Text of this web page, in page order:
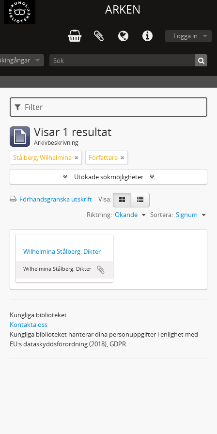
ARKEN
Logga in
Filter
Visar 1 resultat
Arkivbeskrivning
Stålberg, Wilhelmina Författare
Utökade sökmöjligheter
Förhandsgranska utskrift
Visa:
Sortera: Signum
Riktning: Ökande
Wilhelmina Stålberg: Dikter
Wilhelmina Stålberg: Dikter
Kungliga biblioteket
Kontakta oss
Kungliga biblioteket hanterar dina personuppgifter i enlighet med
EU:s dataskyddsförordning (2018), GDPR.